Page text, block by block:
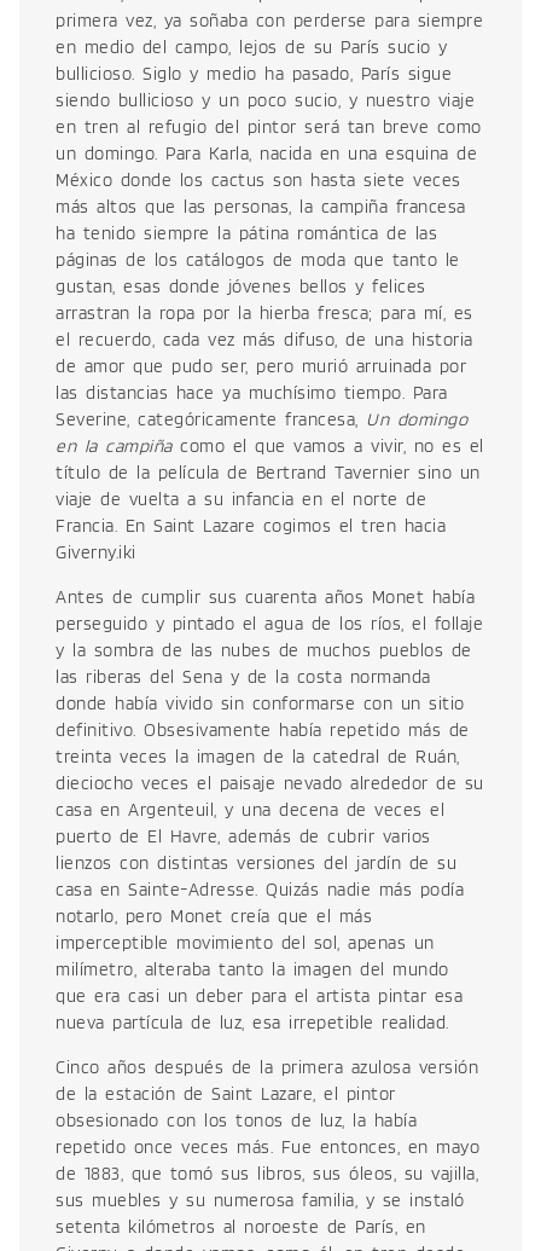
primera vez, ya soñaba con perderse para siempre
en medio del campo, lejos de su París sucio y
bullicioso. Siglo y medio ha pasado, París sigue
siendo bullicioso y un poco sucio, y nuestro viaje
en tren al refugio del pintor será tan breve como
un domingo. Para Karla, nacida en una esquina de
México donde los cactus son hasta siete veces
más altos que las personas, la campiña francesa
ha tenido siempre la pátina romántica de las
páginas de los catálogos de moda que tanto le
gustan, esas donde jóvenes bellos y felices
arrastran la ropa por la hierba fresca; para mí, es
el recuerdo, cada vez más difuso, de una historia
de amor que pudo ser, pero murió arruinada por
las distancias hace ya muchísimo tiempo. Para
Severine, categóricamente francesa, Un domingo
en la campiñacomo el que vamos a vivir, no es el
título de la película de Bertrand Tavernier sino un
viaje de vuelta a su infancia en el norte de
Francia. En Saint Lazare cogimos el tren hacia
Giverny.iki
Antes de cumplir sus cuarenta años Monet había
perseguido y pintado el agua de los ríos, el follaje
y la sombra de las nubes de muchos pueblos de
las riberas del Sena y de la costa normanda
donde había vivido sin conformarse con un sitio
definitivo. Obsesivamente había repetido más de
treinta veces la imagen de la catedral de Ruán,
dieciocho veces el paisaje nevado alrededor de su
casa en Argenteuil, y una decena de veces el
puerto de El Havre, además de cubrir varios
lienzos con distintas versiones del jardín de su
casa en Sainte-Adresse. Quizás nadie más podía
notarlo, pero Monet creía que el más
imperceptible movimiento del sol, apenas un
milímetro, alteraba tanto la imagen del mundo
que era casi un deber para el artista pintar esa
nueva partícula de luz, esa irrepetible realidad.
Cinco años después de la primera azulosa versión
de la estación de Saint Lazare, el pintor
obsesionado con los tonos de luz, la había
repetido once veces más. Fue entonces, en mayo
de 1883, que tomó sus libros, sus óleos, su vajilla,
sus muebles y su numerosa familia, y se instaló
setenta kilómetros al noroeste de París, en